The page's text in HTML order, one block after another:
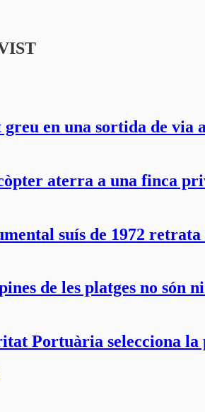
en una sortida de via
aterra a una finca
suís de 1972
de les platges no
Portuària selecciona